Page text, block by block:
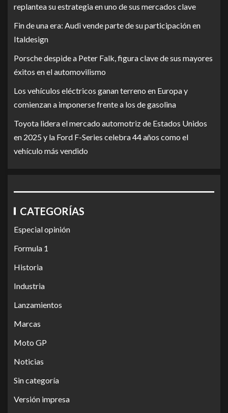
replantea su estrategia en uno de sus mercados clave
Fin de una era: Audi vende parte de su participación en
Italdesign
Porsche despide a Peter Falk, figura clave de sus mayores
éxitos en el automovilismo
Los vehículos eléctricos ganan terreno en Europa y
comienzan a imponerse frente a los de gasolina
Toyota lidera el mercado automotriz de Estados Unidos
en 2025 y la Ford F-Series celebra 44 años como el
vehículo más vendido
CATEGORÍAS
Especial opinión
Formula 1
Historia
Industria
Lanzamientos
Marcas
Moto GP
Noticias
Sin categoría
Versión impresa